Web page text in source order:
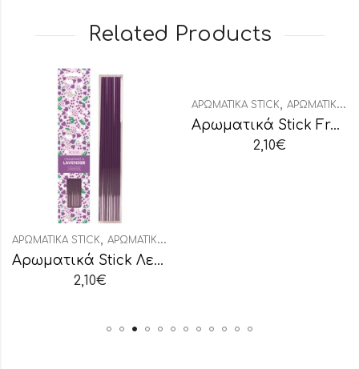
Related Products
, ΔΙΑΚΟΣΜΗΤΙΚΆ
ΑΡΩΜΑΤΙΚΆ STICK, ΑΡΩΜΑΤΙΚΆ ΧΏΡΟΥ
Αρωματικά Stick Λεβάντα
2,10€
ΑΡΩΜΑΤΙΚΆ STICK, ΑΡΩΜΑΤΙΚΆ ΧΏΡΟΥ
Αρωματικά Stick Fresh Linen
2,10€